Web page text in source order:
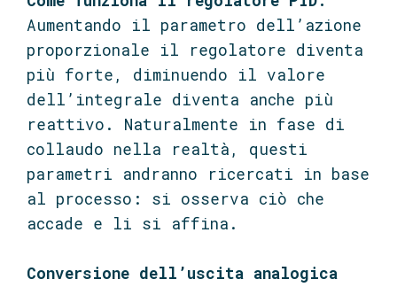
Aumentando il parametro dell’azione
proporzionale il regolatore diventa
più forte, diminuendo il valore
dell’integrale diventa anche più
reattivo. Naturalmente in fase di
collaudo nella realtà, questi
parametri andranno ricercati in base
al processo: si osserva ciò che
accade e li si affina.
Conversione dell’uscita analogica